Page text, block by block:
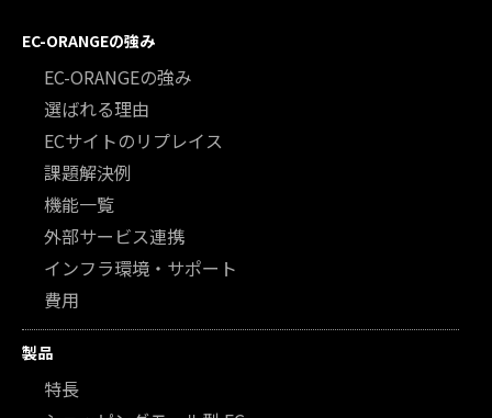
EC-ORANGEの強み
EC-ORANGEの強み
選ばれる理由
ECサイトのリプレイス
課題解決例
機能一覧
外部サービス連携
インフラ環境・サポート
費用
製品
特長